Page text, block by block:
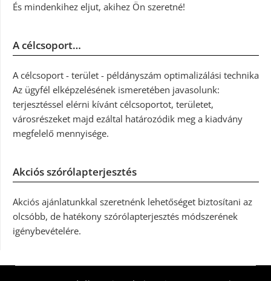
És mindenkihez eljut, akihez Ön szeretné!
A célcsoport…
A célcsoport - terület - példányszám optimalizálási technika
Az ügyfél elképzelésének ismeretében javasolunk:
terjesztéssel elérni kívánt célcsoportot, területet,
városrészeket majd ezáltal határozódik meg a kiadvány
megfelelő mennyisége.
Akciós szórólapterjesztés
Akciós ajánlatunkkal szeretnénk lehetőséget biztosítani az
olcsóbb, de hatékony szórólapterjesztés módszerének
igénybevételére.